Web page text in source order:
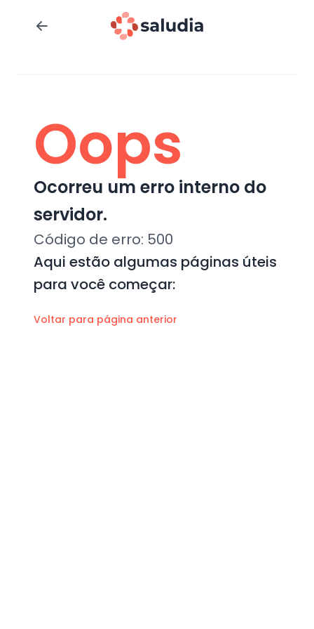
Oops
Ocorreu um erro interno do
servidor.
Código de erro: 500
Aqui estão algumas páginas úteis
para você começar:
Voltar para página anterior